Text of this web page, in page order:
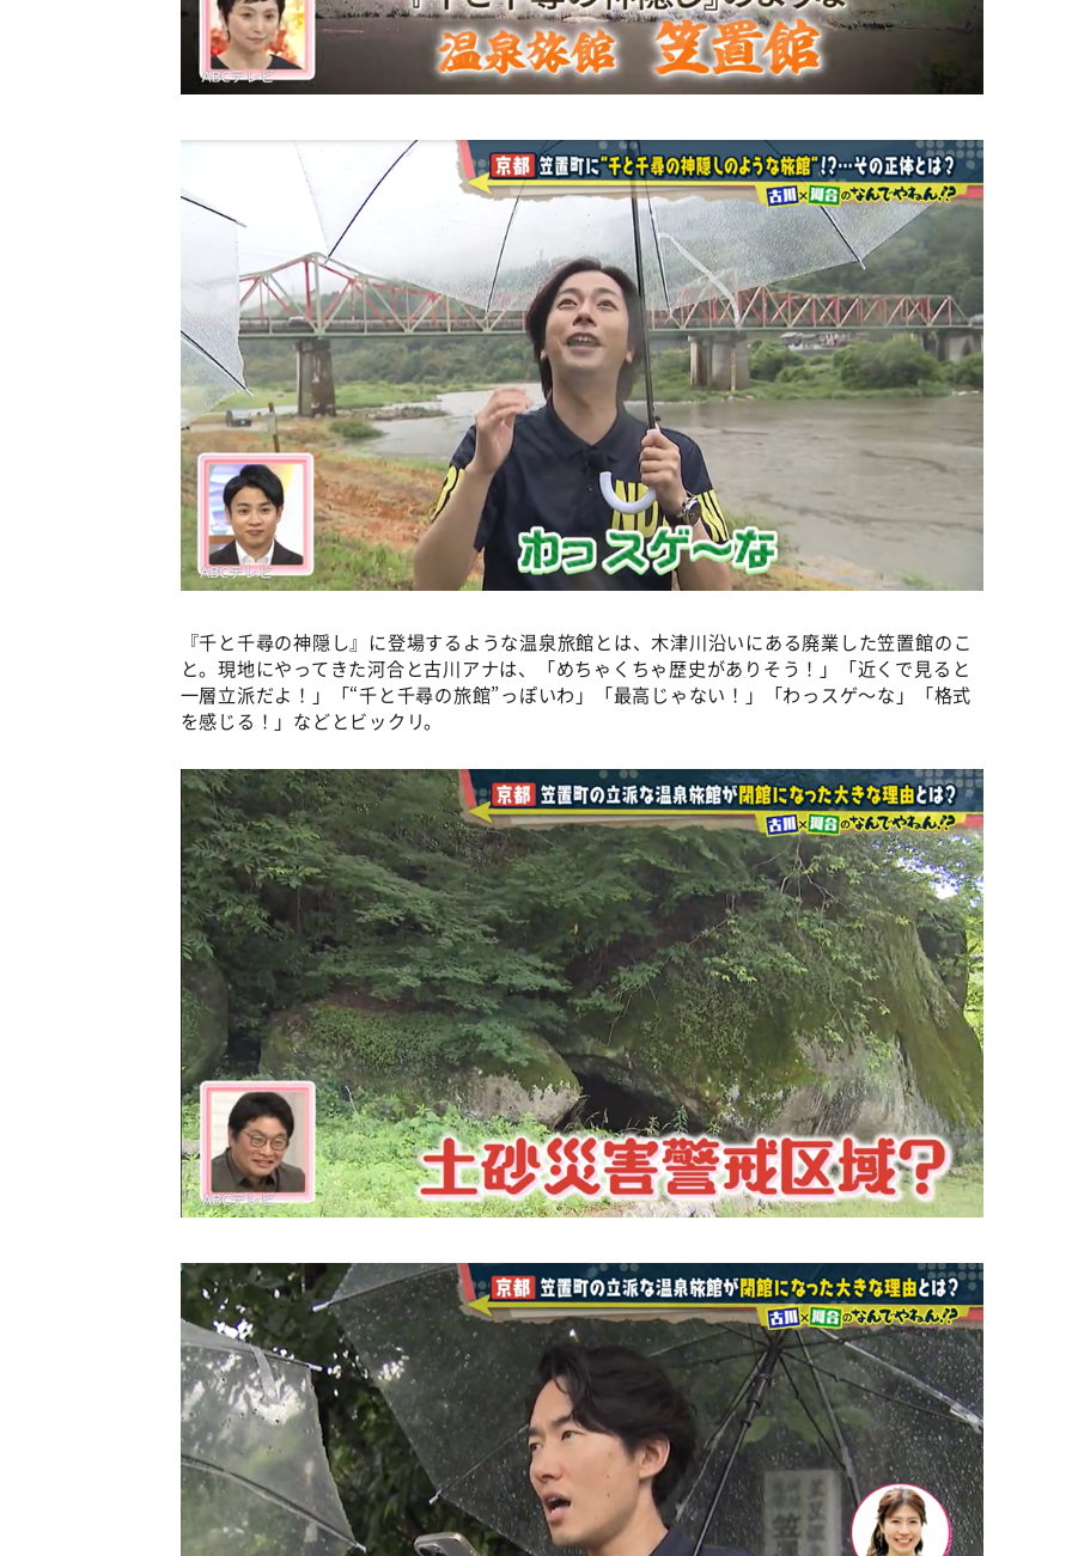
『千と千尋の神隠し』に登場するような温泉旅館とは、木津川沿いにある廃業した笠置館のこ
と。現地にやってきた河合と古川アナは、「めちゃくちゃ歴史がありそう！」「近くで見ると
一層立派だよ！」「“千と千尋の旅館”っぽいわ」「最高じゃない！」「わっスゲ〜な」「格式
を感じる！」などとビックリ。